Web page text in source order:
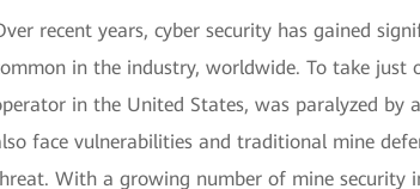
recent years, cyber security has gained
in the industry, worldwide. To take just
in the United States, was paralyzed by
face vulnerabilities and traditional mine
With a growing number of mine security